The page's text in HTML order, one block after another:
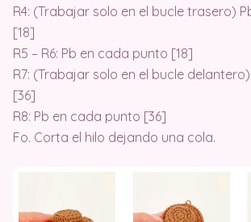
R4: (Trabajar solo en el bucle trasero)
[18]
R5 – R6: Pb en cada punto [18]
R7: (Trabajar solo en el bucle
[36]
R8: Pb en cada punto [36]
Fo. Corta el hilo dejando una cola.